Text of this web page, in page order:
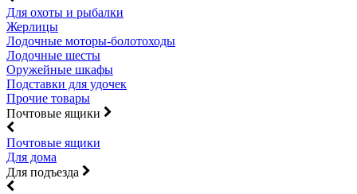
Для охоты и рыбалки
Жерлицы
Лодочные моторы-болотоходы
Лодочные шесты
Оружейные шкафы
Подставки для удочек
Прочие товары
Почтовые ящики
Почтовые ящики
Для дома
Для подъезда